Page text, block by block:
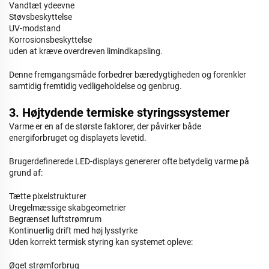
Vandtæt ydeevne
Støvsbeskyttelse
UV-modstand
Korrosionsbeskyttelse
uden at kræve overdreven limindkapsling.
Denne fremgangsmåde forbedrer bæredygtigheden og forenkler
samtidig fremtidig vedligeholdelse og genbrug.
3. Højtydende termiske styringssystemer
Varme er en af de største faktorer, der påvirker både
energiforbruget og displayets levetid.
Brugerdefinerede LED-displays genererer ofte betydelig varme på
grund af:
Tætte pixelstrukturer
Uregelmæssige skabgeometrier
Begrænset luftstrømrum
Kontinuerlig drift med høj lysstyrke
Uden korrekt termisk styring kan systemet opleve:
Øget strømforbrug